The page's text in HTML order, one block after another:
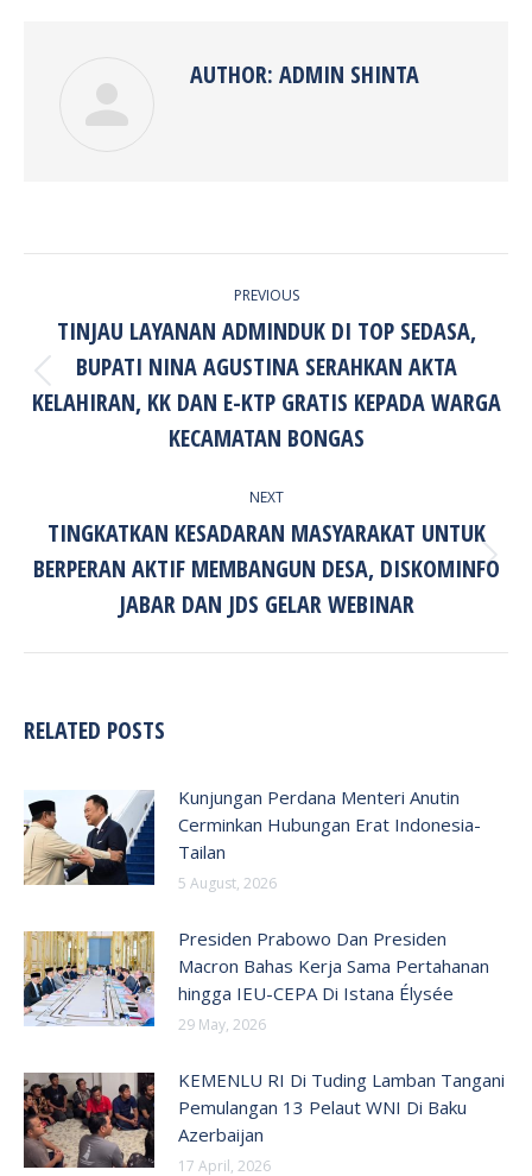
AUTHOR: ADMIN SHINTA
PREVIOUS
Previous
post:
TINJAU LAYANAN ADMINDUK DI TOP SEDASA,
BUPATI NINA AGUSTINA SERAHKAN AKTA
KELAHIRAN, KK DAN E-KTP GRATIS KEPADA WARGA
KECAMATAN BONGAS
NEXT
Next
post:
TINGKATKAN KESADARAN MASYARAKAT UNTUK
BERPERAN AKTIF MEMBANGUN DESA, DISKOMINFO
JABAR DAN JDS GELAR WEBINAR
RELATED POSTS
Kunjungan Perdana Menteri Anutin
Cerminkan Hubungan Erat Indonesia-
Tailan
5 August, 2026
Presiden Prabowo Dan Presiden
Macron Bahas Kerja Sama Pertahanan
hingga IEU-CEPA Di Istana Élysée
29 May, 2026
KEMENLU RI Di Tuding Lamban Tangani
Pemulangan 13 Pelaut WNI Di Baku
Azerbaijan
17 April, 2026